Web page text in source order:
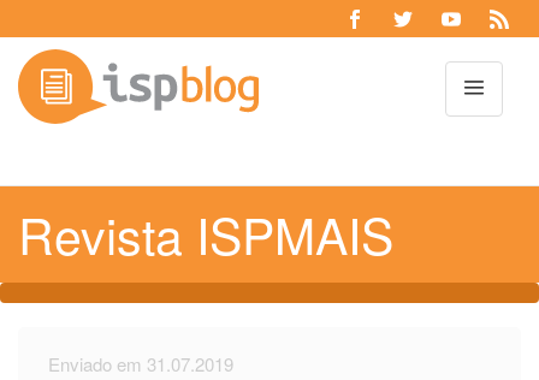
Revista ISPMAIS
Enviado em 31.07.2019